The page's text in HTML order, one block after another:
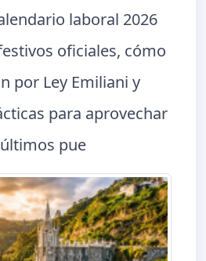
laboral 2026
oficiales, cómo
por Ley Emiliani y
para aprovechar
pue